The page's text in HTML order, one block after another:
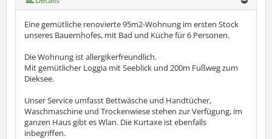
Eine gemütliche renovierte 95m2-Wohnung im ersten Stock
unseres Bauernhofes, mit Bad und Küche für 6 Personen.
Die Wohnung ist allergikerfreundlich.
Mit gemütlicher Loggia mit Seeblick und 200m Fußweg zum
Dieksee.
Unser Service umfasst Bettwäsche und Handtücher,
Waschmaschine und Trockenwiese stehen zur Verfügung, im
ganzen Haus gibt es Wlan. Die Kurtaxe ist ebenfalls
inbegriffen.